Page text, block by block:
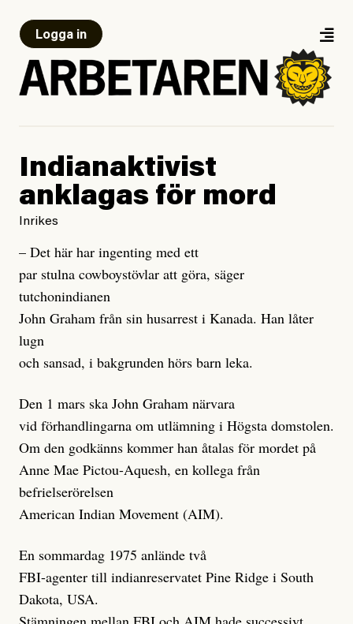
Logga in
Indianaktivist
anklagas för mord
Inrikes
– Det här har ingenting med ett
par stulna cowboystövlar att göra, säger
tutchonindianen
John Graham från sin husarrest i Kanada. Han låter
lugn
och sansad, i bakgrunden hörs barn leka.
Den 1 mars ska John Graham närvara
vid förhandlingarna om utlämning i Högsta domstolen.
Om den godkänns kommer han åtalas för mordet på
Anne Mae Pictou-Aquesh, en kollega från
befrielserörelsen
American Indian Movement (AIM).
En sommardag 1975 anlände två
FBI-agenter till indianreservatet Pine Ridge i South
Dakota, USA.